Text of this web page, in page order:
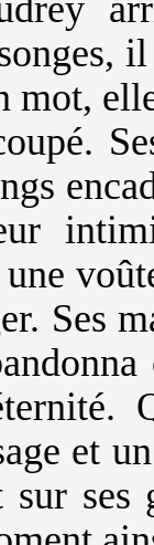
mot,
Ses
et
ses